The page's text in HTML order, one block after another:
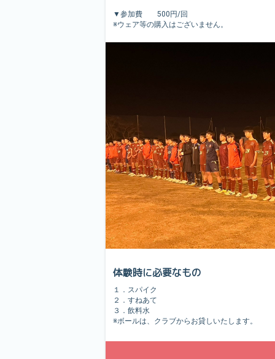
▼参加費 500円/回
※ウェア等の購入はございません。
体験時に必要なもの
１．スパイク
２．すねあて
３．飲料水
※ボールは、クラブからお貸しいたします。